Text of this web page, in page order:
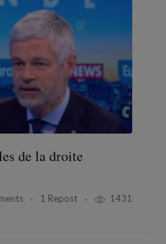
de la droite
1 Repost 1431